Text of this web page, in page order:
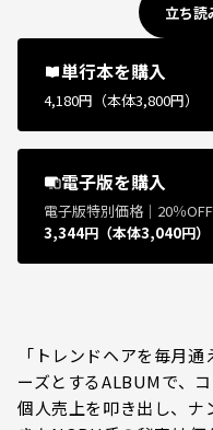
立ち読
単行本を購入
4,180円（本体3,800円）
電子版を購入
電子版特別価格｜20％OFF
3,344円（本体3,040円）
「トレンドヘアを毎月
ーズとするALBUMで、
個人売上を叩き出し、ナ